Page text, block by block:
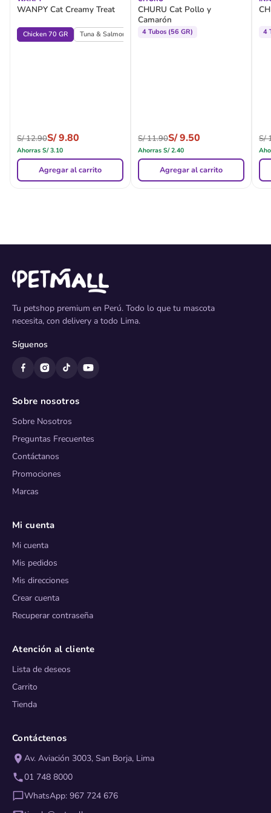
WANPY Cat Creamy Treat
Chicken 70 GR Tuna & Salmon 70 GR
S/12.90S/9.80
Ahorras S/3.10
Agregar al carrito
CHURU Cat Pollo y
Camarón
4 Tubos (56 GR)
S/11.90S/9.50
Ahorras S/2.40
Agregar al carrito
4
S/
Tu petshop premium en Perú. Todo lo que tu mascota
necesita, con delivery a todo Lima.
Síguenos
Sobre nosotros
Sobre Nosotros
Preguntas Frecuentes
Contáctanos
Promociones
Marcas
Mi cuenta
Mi cuenta
Mis pedidos
Mis direcciones
Crear cuenta
Recuperar contraseña
Atención al cliente
Lista de deseos
Carrito
Tienda
Contáctenos
Av. Aviación 3003, San Borja, Lima
01 748 8000
WhatsApp: 967 724 676